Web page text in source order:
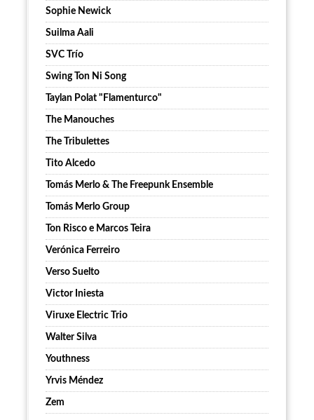
Sophie Newick
Suilma Aali
SVC Trío
Swing Ton Ni Song
Taylan Polat "Flamenturco"
The Manouches
The Tribulettes
Tito Alcedo
Tomás Merlo & The Freepunk Ensemble
Tomás Merlo Group
Ton Risco e Marcos Teira
Verónica Ferreiro
Verso Suelto
Victor Iniesta
Viruxe Electric Trio
Walter Silva
Youthness
Yrvis Méndez
Zem